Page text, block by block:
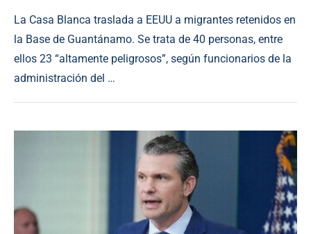
La Casa Blanca traslada a EEUU a migrantes retenidos en
la Base de Guantánamo. Se trata de 40 personas, entre
ellos 23 “altamente peligrosos”, según funcionarios de la
administración del …